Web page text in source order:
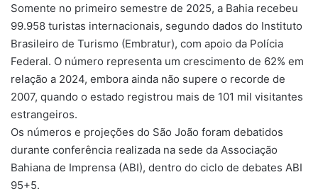
Somente no primeiro semestre de 2025, a Bahia recebeu
99.958 turistas internacionais, segundo dados do Instituto
Brasileiro de Turismo (Embratur), com apoio da Polícia
Federal. O número representa um crescimento de 62% em
relação a 2024, embora ainda não supere o recorde de
2007, quando o estado registrou mais de 101 mil visitantes
estrangeiros.
Os números e projeções do São João foram debatidos
durante conferência realizada na sede da Associação
Bahiana de Imprensa (ABI), dentro do ciclo de debates ABI
95+5.